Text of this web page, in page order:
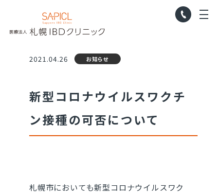
011-
の可否について
2021.04.26 お知らせ
新型コロナウイルスワクチ
ン接種の可否について
札幌市においても新型コロナウイルスワク